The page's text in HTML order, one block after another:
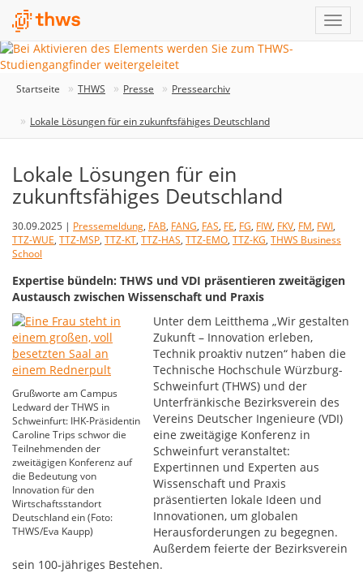
Startseite THWS Presse Pressearchiv
Lokale Lösungen für ein zukunftsfähiges Deutschland
Lokale Lösungen für ein
zukunftsfähiges Deutschland
30.09.2025 | Pressemeldung, FAB, FANG, FAS, FE, FG, FIW, FKV, FM, FWI,
TTZ-WUE, TTZ-MSP, TTZ-KT, TTZ-HAS, TTZ-EMO, TTZ-KG, THWS Business
School
Expertise bündeln: THWS und VDI präsentieren zweitägigen
Austausch zwischen Wissenschaft und Praxis
Grußworte am Campus
Ledward der THWS in
Schweinfurt: IHK-Präsidentin
Caroline Trips schwor die
Teilnehmenden der
zweitägigen Konferenz auf
die Bedeutung von
Innovation für den
Wirtschaftsstandort
Deutschland ein (Foto:
THWS/Eva Kaupp)
Unter dem Leitthema „Wir gestalten
Zukunft – Innovation erleben,
Technik proaktiv nutzen“ haben die
Technische Hochschule Würzburg-
Schweinfurt (THWS) und der
Unterfränkische Bezirksverein des
Vereins Deutscher Ingenieure (VDI)
eine zweitägige Konferenz in
Schweinfurt veranstaltet:
Expertinnen und Experten aus
Wissenschaft und Praxis
präsentierten lokale Ideen und
Innovationen, um globalen
Herausforderungen zu begegnen.
Außerdem feierte der Bezirksverein
sein 100-jähriges Bestehen.